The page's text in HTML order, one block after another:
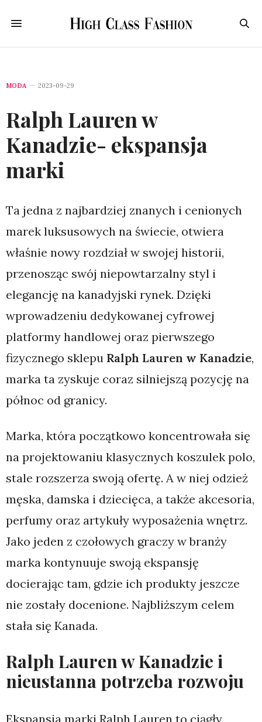
MODA 2023-09-29
Ralph Lauren w
Kanadzie- ekspansja
marki
Ta jedna z najbardziej znanych i cenionych
marek luksusowych na świecie, otwiera
właśnie nowy rozdział w swojej historii,
przenosząc swój niepowtarzalny styl i
elegancję na kanadyjski rynek. Dzięki
wprowadzeniu dedykowanej cyfrowej
platformy handlowej oraz pierwszego
fizycznego sklepu Ralph Lauren w Kanadzie,
marka ta zyskuje coraz silniejszą pozycję na
północ od granicy.
Marka, która początkowo koncentrowała się
na projektowaniu klasycznych koszulek polo,
stale rozszerza swoją ofertę. A w niej odzież
męska, damska i dziecięca, a także akcesoria,
perfumy oraz artykuły wyposażenia wnętrz.
Jako jeden z czołowych graczy w branży
marka kontynuuje swoją ekspansję
docierając tam, gdzie ich produkty jeszcze
nie zostały docenione. Najbliższym celem
stała się Kanada.
Ralph Lauren w Kanadzie i
nieustanna potrzeba rozwoju
Ekspansja marki Ralph Lauren to ciągły